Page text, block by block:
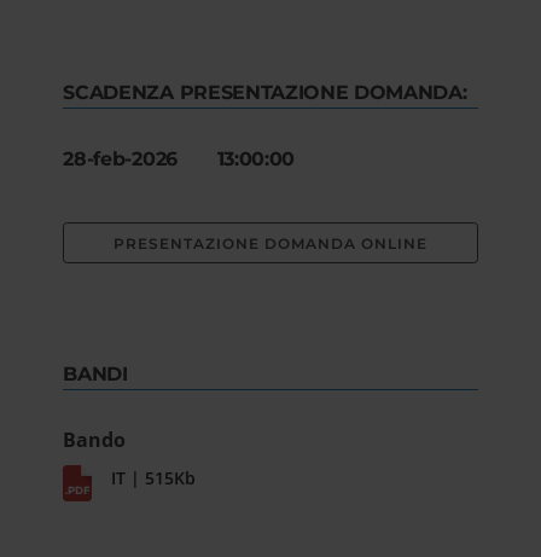
SCADENZA PRESENTAZIONE DOMANDA:
28-feb-2026 13:00:00
PRESENTAZIONE DOMANDA ONLINE
BANDI
Bando
IT | 515Kb